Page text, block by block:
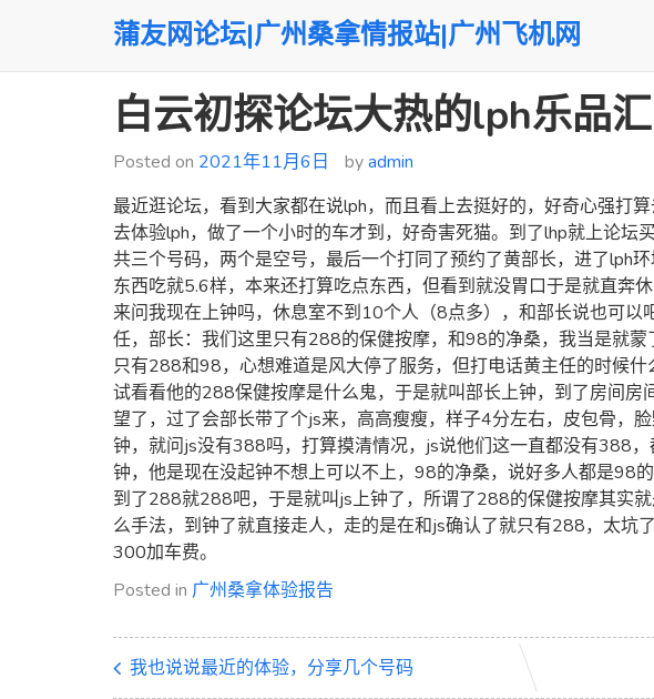
蒲友网论坛|广州桑拿情报站|广州飞机网
白云初探论坛大热的lph乐品
Posted on 2021年11月6日 byadmin
最近逛论坛，看到大家都在说lph，而且看上去挺好的，好奇心强打
去体验lph，做了一个小时的车才到，好奇害死猫。到了lhp就上论坛
共三个号码，两个是空号，最后一个打同了预约了黄部长，进了lph
东西吃就5.6样，本来还打算吃点东西，但看到就没胃口于是就直奔
来问我现在上钟吗，休息室不到10个人（8点多），和部长说也可以
任，部长：我们这里只有288的保健按摩，和98的净桑，我当是就
只有288和98，心想难道是风大停了服务，但打电话黄主任的时候
试看看他的288保健按摩是什么鬼，于是就叫部长上钟，到了房间房
望了，过了会部长带了个js来，高高瘦瘦，样子4分左右，皮包骨，
钟，就问js没有388吗，打算摸清情况，js说他们这一直都没有388
钟，他是现在没起钟不想上可以不上，98的净桑，说好多人都是98
到了288就288吧，于是就叫js上钟了，所谓了288的保健按摩其实
么手法，到钟了就直接走人，走的是在和js确认了就只有288，太坑
300加车费。
Posted in 广州桑拿体验报告
我也说说最近的体验，分享几个号码